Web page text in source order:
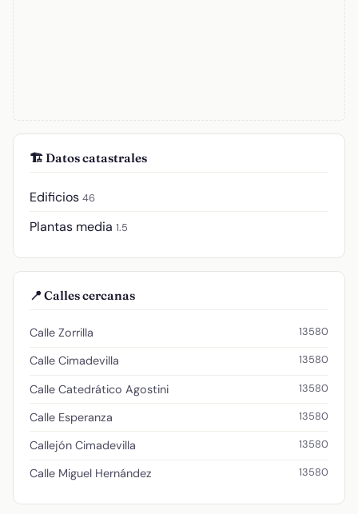
🏗️ Datos catastrales
Edificios 46
Plantas media 1.5
📍 Calles cercanas
Calle Zorrilla 13580
Calle Cimadevilla 13580
Calle Catedrático Agostini 13580
Calle Esperanza 13580
Callejón Cimadevilla 13580
Calle Miguel Hernández 13580